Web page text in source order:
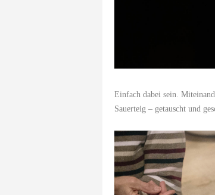
Einfach dabei sein.
Sauerteig – getauscht und